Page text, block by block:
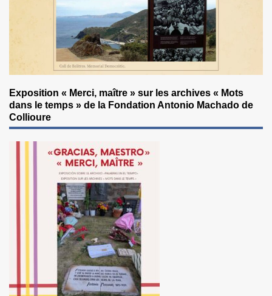
Exposition « Merci, maître » sur les archives « Mots
dans le temps » de la Fondation Antonio Machado de
Collioure